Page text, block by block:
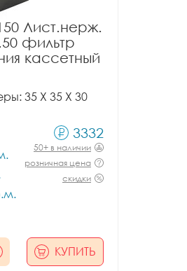
Лист.нерж.
фильтр
кассетный
35 X 35 X 30
3332
50+ в наличии
розничная цена
скидки
КУПИТЬ